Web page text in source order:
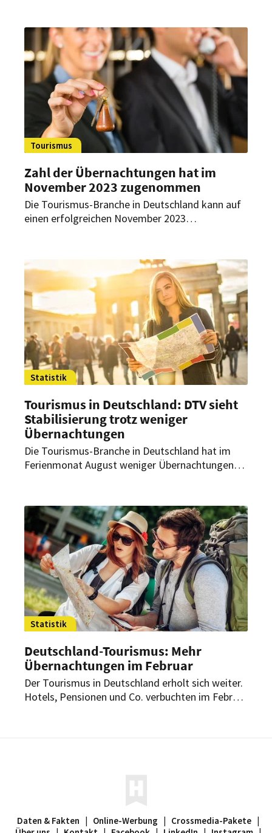
Tourismus
Zahl der Übernachtungen hat im
November 2023 zugenommen
Die Tourismus-Branche in Deutschland kann auf
einen erfolgreichen November 2023
Statistik
Tourismus in Deutschland: DTV sieht
Stabilisierung trotz weniger
Übernachtungen
Die Tourismus-Branche in Deutschland hat im
Ferienmonat August weniger Übernachtungen
(DTV) wertete die Zahlen aber trotzdem positiv.
Statistik
Deutschland-Tourismus: Mehr
Übernachtungen im Februar
Der Tourismus in Deutschland erholt sich weiter.
Hotels, Pensionen und Co. verbuchten im Februar
Daten & Fakten | Online-Werbung | Crossmedia-Pakete |